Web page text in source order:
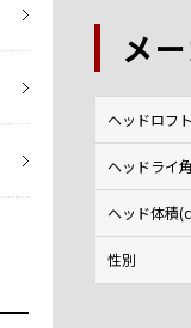
メ
ヘッドロフ
ヘッドライ
ヘッド体積
性別